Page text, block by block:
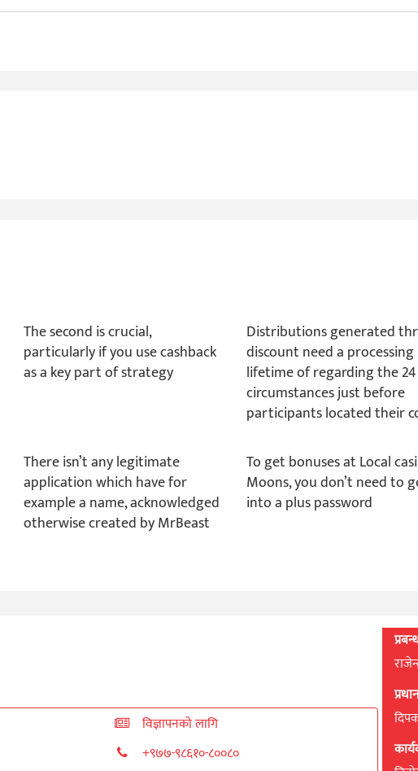
The second is crucial,
particularly if you use cashback
as a key part of strategy
Distributions generated
discount need a processing
lifetime of regarding the 24
circumstances just before
participants located their
There isn’t any legitimate
application which have for
example a name, acknowledged
otherwise created by MrBeast
To get bonuses at Local
Moons, you don’t need to
into a plus password
विज्ञापनको लागि
+९७७-९८६१०-८००८०